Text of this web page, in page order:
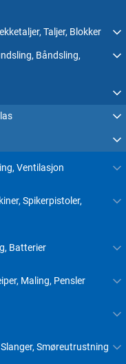
Taljer, Blokker
Båndsling,
Ventilasjon
Spikerpistoler,
Batterier
Maling, Pensler
Smøreutrustning